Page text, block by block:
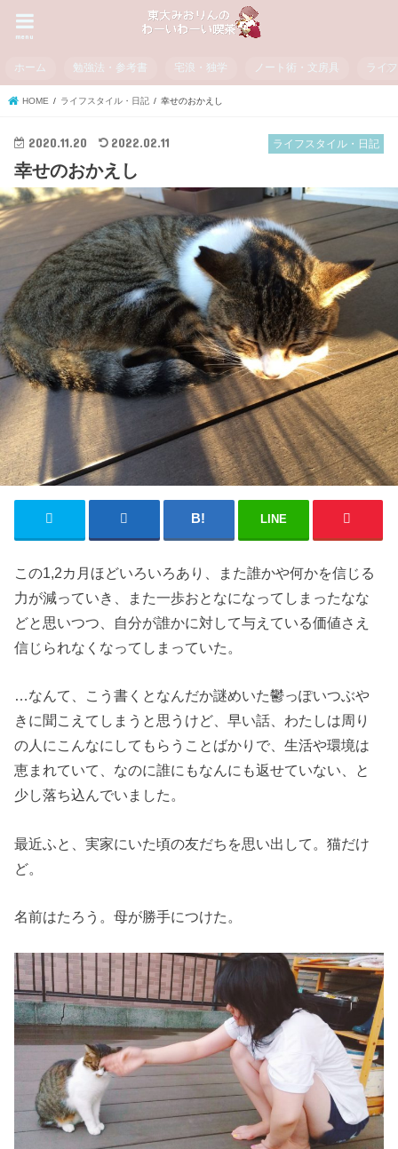
menu
ホーム 勉強法・参考書 宅浪・独学 ノート術・文房具 ライ
HOME ライフスタイル・日記 幸せのおかえし
ライフスタイル・日記
2020.11.20 2022.02.11
幸せのおかえし
LINE
この1,2カ月ほどいろいろあり、また誰かや何かを信じる
力が減っていき、また一歩おとなになってしまったなな
どと思いつつ、自分が誰かに対して与えている価値さえ
信じられなくなってしまっていた。
…なんて、こう書くとなんだか謎めいた鬱っぽいつぶや
きに聞こえてしまうと思うけど、早い話、わたしは周り
の人にこんなにしてもらうことばかりで、生活や環境は
恵まれていて、なのに誰にもなんにも返せていない、と
少し落ち込んでいました。
最近ふと、実家にいた頃の友だちを思い出して。猫だけ
ど。
名前はたろう。母が勝手につけた。